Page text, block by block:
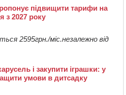
підвищити тарифи на
з 2027 року
2595грн./міс.незалежно від
і закупити іграшки: у
умови в дитсадку